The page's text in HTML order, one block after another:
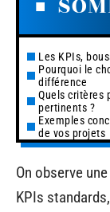
Les KPIs,
Pourquoi le
différence
Quels critères
pertinents ?
Exemples
de vos projets
On observe
KPIs